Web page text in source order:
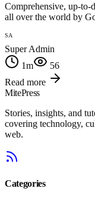
Comprehensive, up-to-
all over the world by
SA
Super Admin
1m
56
Read more
MitePress
Stories, insights, and
covering technology,
web.
Categories